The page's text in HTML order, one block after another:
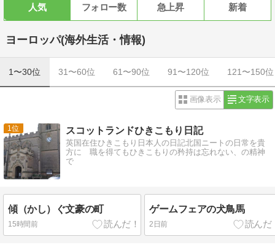
人気 フォロー数 急上昇 新着
ヨーロッパ(海外生活・情報)
1〜30位 31〜60位 61〜90位 91〜120位 121〜150位
画像表示 文字表示
1 スコットランドひきこもり日記
英国在住ひきこもり日本人の日記北国ニートの日常を貴
方に 職を得てもひきこもりの矜持は忘れない、の精神
で
傾（かし）ぐ文豪の町
15時間前
ゲームフェアの犬鳥馬
2日前